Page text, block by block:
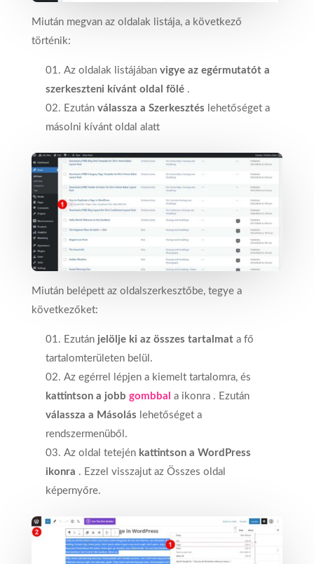
Miután megvan az oldalak listája, a következő
történik:
Az oldalak listájában vigye az egérmutatót a
szerkeszteni kívánt oldal fölé.
Ezután válassza a Szerkesztés lehetőséget a
másolni kívánt oldal alatt
Miután belépett az oldalszerkesztőbe, tegye a
következőket:
Ezután jelölje ki az összes tartalmata fő
tartalomterületen belül.
Az egérrel lépjen a kiemelt tartalomra, és
kattintson a jobb gombbal a ikonra . Ezután
válassza a Másolás lehetőséget a
rendszermenüből.
Az oldal tetején kattintson a WordPress
ikonra . Ezzel visszajut az Összes oldal
képernyőre.